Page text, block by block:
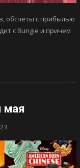
обсчеты с прибылью
с Bungie и причем
мая